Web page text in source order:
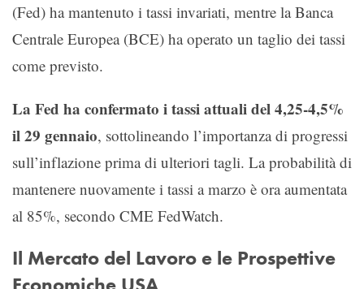
(Fed) ha mantenuto i tassi invariati, mentre la Banca
Centrale Europea (BCE) ha operato un taglio dei tassi
come previsto.
La Fed ha confermato i tassi attuali del 4,25-4,5%
il 29 gennaio, sottolineando l’importanza di progressi
sull’inflazione prima di ulteriori tagli. La probabilità di
mantenere nuovamente i tassi a marzo è ora aumentata
al 85%, secondo CME FedWatch.
Il Mercato del Lavoro e le Prospettive